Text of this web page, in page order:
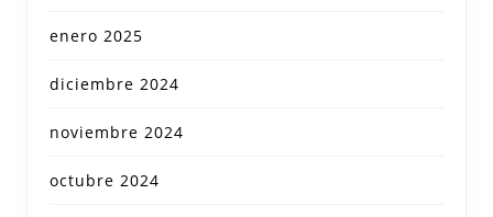
enero 2025
diciembre 2024
noviembre 2024
octubre 2024